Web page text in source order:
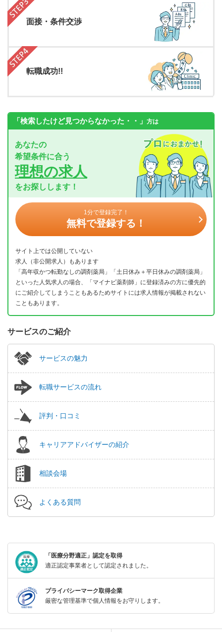
面接・条件交渉
転職成功!!
「検索したけど見つからなかった・・」 方は
あなたの
希望条件に合う
理想の求人
をお探しします！
1分で登録完了！
無料で登録する！
サイト上では公開していない
求人（非公開求人）もあります
「高年収かつ転勤なしの調剤薬局」「土日休み＋平日休みの調剤薬局」
といった人気求人の場合、「マイナビ薬剤師」に登録済みの方に優先的
にご紹介してしまうこともあるためサイトには求人情報が掲載されない
こともあります。
サービスのご紹介
サービスの魅力
転職サービスの流れ
評判・口コミ
キャリアアドバイザーの紹介
相談会場
よくある質問
「医療分野適正」認定を取得
適正認定事業者として認定されました。
プライバシーマーク取得企業
厳密な管理基準で個人情報をお守りします。